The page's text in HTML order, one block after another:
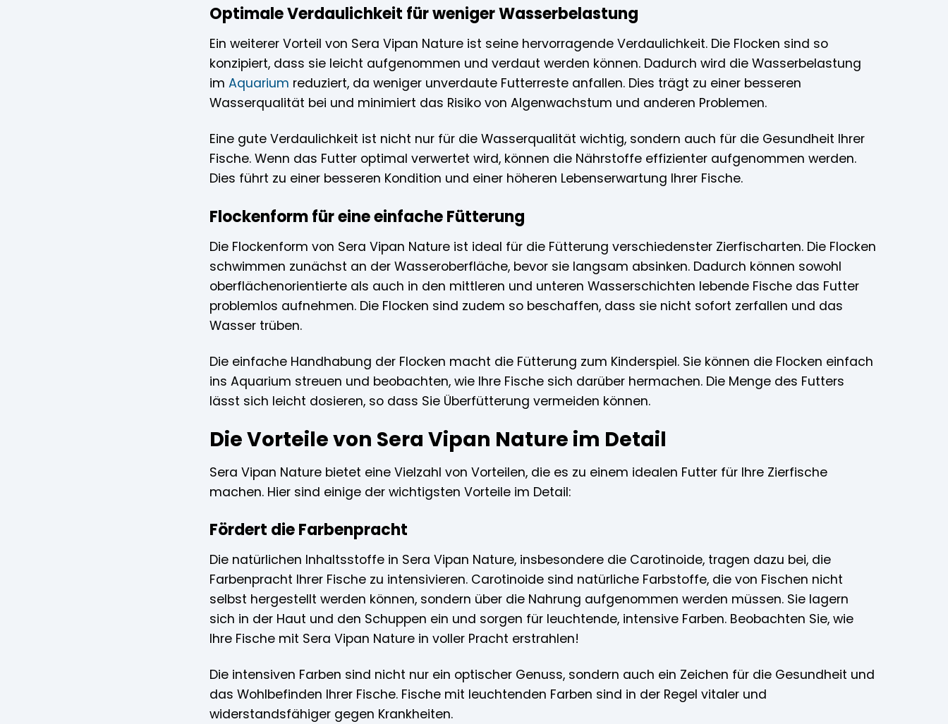
Optimale Verdaulichkeit für weniger Wasserbelastung
Ein weiterer Vorteil von Sera Vipan Nature ist seine hervorragende Verdaulichkeit. Die Flocken sind so
konzipiert, dass sie leicht aufgenommen und verdaut werden können. Dadurch wird die Wasserbelastung
im Aquarium reduziert, da weniger unverdaute Futterreste anfallen. Dies trägt zu einer besseren
Wasserqualität bei und minimiert das Risiko von Algenwachstum und anderen Problemen.
Eine gute Verdaulichkeit ist nicht nur für die Wasserqualität wichtig, sondern auch für die Gesundheit Ihrer
Fische. Wenn das Futter optimal verwertet wird, können die Nährstoffe effizienter aufgenommen werden.
Dies führt zu einer besseren Kondition und einer höheren Lebenserwartung Ihrer Fische.
Flockenform für eine einfache Fütterung
Die Flockenform von Sera Vipan Nature ist ideal für die Fütterung verschiedenster Zierfischarten. Die Flocken
schwimmen zunächst an der Wasseroberfläche, bevor sie langsam absinken. Dadurch können sowohl
oberflächenorientierte als auch in den mittleren und unteren Wasserschichten lebende Fische das Futter
problemlos aufnehmen. Die Flocken sind zudem so beschaffen, dass sie nicht sofort zerfallen und das
Wasser trüben.
Die einfache Handhabung der Flocken macht die Fütterung zum Kinderspiel. Sie können die Flocken einfach
ins Aquarium streuen und beobachten, wie Ihre Fische sich darüber hermachen. Die Menge des Futters
lässt sich leicht dosieren, so dass Sie Überfütterung vermeiden können.
Die Vorteile von Sera Vipan Nature im Detail
Sera Vipan Nature bietet eine Vielzahl von Vorteilen, die es zu einem idealen Futter für Ihre Zierfische
machen. Hier sind einige der wichtigsten Vorteile im Detail:
Fördert die Farbenpracht
Die natürlichen Inhaltsstoffe in Sera Vipan Nature, insbesondere die Carotinoide, tragen dazu bei, die
Farbenpracht Ihrer Fische zu intensivieren. Carotinoide sind natürliche Farbstoffe, die von Fischen nicht
selbst hergestellt werden können, sondern über die Nahrung aufgenommen werden müssen. Sie lagern
sich in der Haut und den Schuppen ein und sorgen für leuchtende, intensive Farben. Beobachten Sie, wie
Ihre Fische mit Sera Vipan Nature in voller Pracht erstrahlen!
Die intensiven Farben sind nicht nur ein optischer Genuss, sondern auch ein Zeichen für die Gesundheit und
das Wohlbefinden Ihrer Fische. Fische mit leuchtenden Farben sind in der Regel vitaler und
widerstandsfähiger gegen Krankheiten.